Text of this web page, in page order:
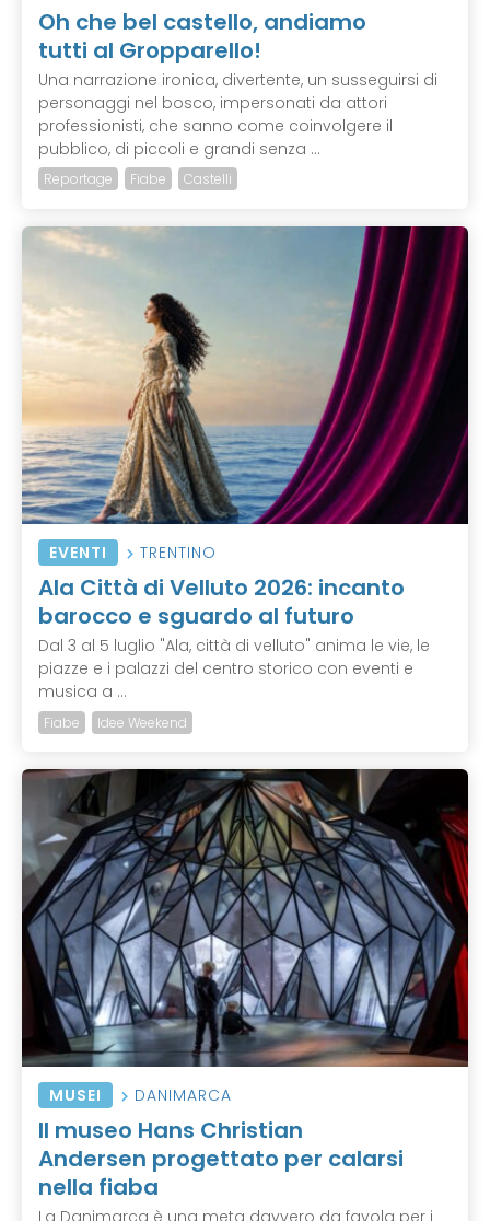
Oh che bel castello, andiamo
tutti al Gropparello!
Una narrazione ironica, divertente, un susseguirsi di
personaggi nel bosco, impersonati da attori
professionisti, che sanno come coinvolgere il
pubblico, di piccoli e grandi senza ...
Reportage Fiabe Castelli
EVENTI TRENTINO
Ala Città di Velluto 2026: incanto
barocco e sguardo al futuro
Dal 3 al 5 luglio "Ala, città di velluto" anima le vie, le
piazze e i palazzi del centro storico con eventi e
musica a ...
Fiabe Idee Weekend
MUSEI DANIMARCA
Il museo Hans Christian
Andersen progettato per calarsi
nella fiaba